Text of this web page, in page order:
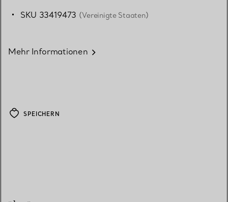
SKU 33419473 (Vereinigte Staaten)
Mehr Informationen
SPEICHERN